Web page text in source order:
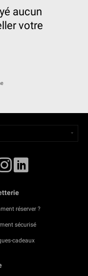
aucun
votre
réserver ?
sécurisé
cadeaux